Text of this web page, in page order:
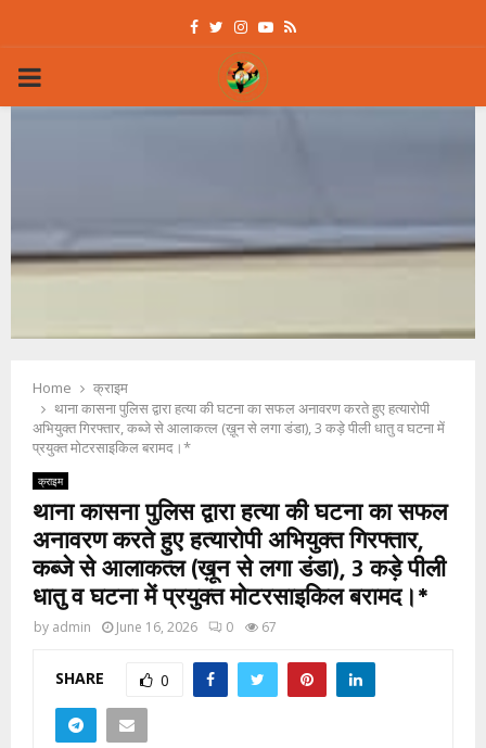
Facebook
Twitter
Instagram
Youtube
Rss
PRIMARY
Home
क्राइम
थाना कासना पुलिस द्वारा हत्या की घटना का सफल अनावरण करते हुए हत्यारोपी
अभियुक्त गिरफ्तार, कब्जे से आलाकत्ल (ख़ून से लगा डंडा), 3 कड़े पीली धातु व घटना में
प्रयुक्त मोटरसाइकिल बरामद।*
क्राइम
थाना कासना पुलिस द्वारा हत्या की घटना का सफल
अनावरण करते हुए हत्यारोपी अभियुक्त गिरफ्तार,
कब्जे से आलाकत्ल (ख़ून से लगा डंडा), 3 कड़े पीली
धातु व घटना में प्रयुक्त मोटरसाइकिल बरामद।*
by admin June 16, 2026 0 67
SHARE 0